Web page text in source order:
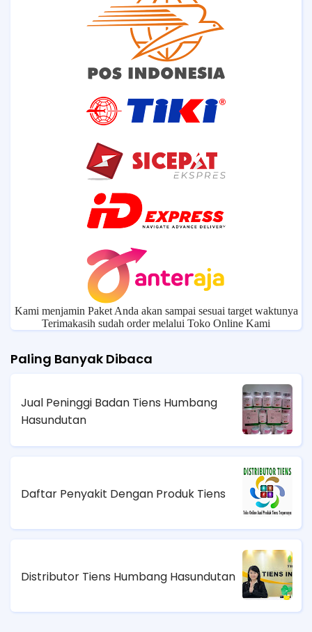
Kami menjamin Paket Anda akan sampai sesuai target waktunya
Terimakasih sudah order melalui Toko Online Kami
Paling Banyak Dibaca
Jual Peninggi Badan Tiens Humbang
Hasundutan
Daftar Penyakit Dengan Produk Tiens
Distributor Tiens Humbang Hasundutan